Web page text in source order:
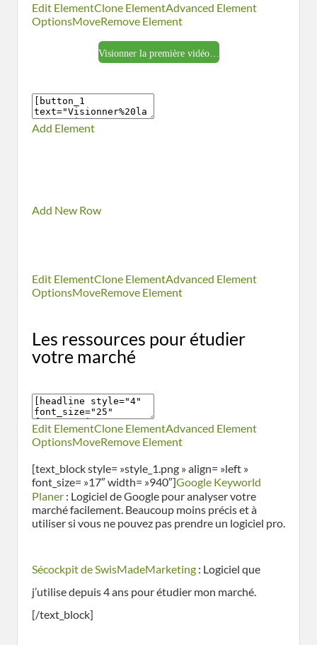
Edit ElementClone ElementAdvanced Element
OptionsMoveRemove Element
Visionner la première vidéo…
Add Element
Add New Row
Edit ElementClone ElementAdvanced Element
OptionsMoveRemove Element
Les ressources pour étudier
votre marché
Edit ElementClone ElementAdvanced Element
OptionsMoveRemove Element
[text_block style= »style_1.png » align= »left »
font_size= »17″ width= »940″]Google Keyworld
Planer : Logiciel de Google pour analyser votre
marché facilement. Beaucoup moins précis et à
utiliser si vous ne pouvez pas prendre un logiciel pro.
Sécockpit de SwisMadeMarketing : Logiciel que
j’utilise depuis 4 ans pour étudier mon marché.
[/text_block]